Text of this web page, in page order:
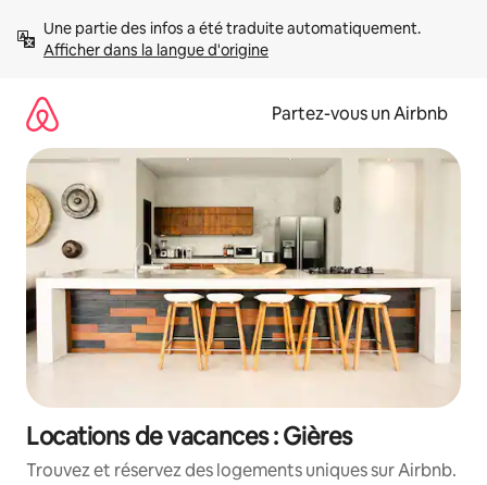
directement
Afficher dans la langue d'origine
Partez-vous un Airbnb
Locations de vacances : Gières
Trouvez et réservez des logements uniques sur Airbnb.